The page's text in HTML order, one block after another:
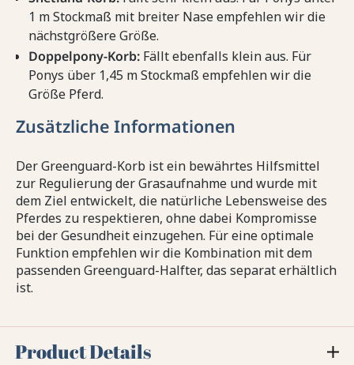
1 m Stockmaß mit breiter Nase empfehlen wir die
nächstgrößere Größe.
Doppelpony-Korb: Fällt ebenfalls klein aus. Für
Ponys über 1,45 m Stockmaß empfehlen wir die
Größe Pferd.
Zusätzliche Informationen
Der Greenguard-Korb ist ein bewährtes Hilfsmittel
zur Regulierung der Grasaufnahme und wurde mit
dem Ziel entwickelt, die natürliche Lebensweise des
Pferdes zu respektieren, ohne dabei Kompromisse
bei der Gesundheit einzugehen. Für eine optimale
Funktion empfehlen wir die Kombination mit dem
passenden Greenguard-Halfter, das separat erhältlich
ist.
Product Details